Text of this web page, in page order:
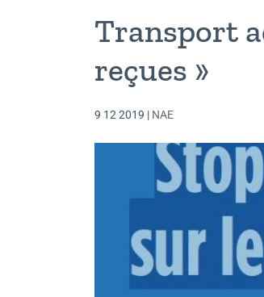
Transport
reçues »
9 12 2019 | NAE